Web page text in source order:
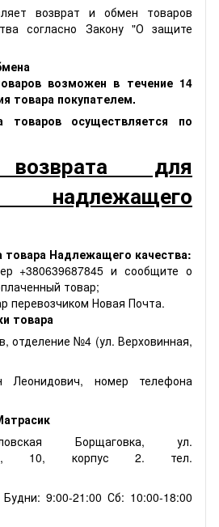
возврат и обмен товаров
согласно Закону "О защите
возможен в течение 14
товара покупателем.
товаров осуществляется по
для
надлежащего
товара Надлежащего качества:
+380639687845 и сообщите о
товар;
перевозчиком Новая Почта.
товара
отделение №4 (ул. Верховинная,
Леонидович, номер телефона
Борщаговка, ул.
10, корпус 2. тел.
9:00-21:00 Сб: 10:00-18:00